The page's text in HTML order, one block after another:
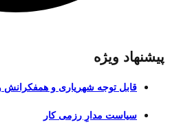
پیشنهاد ویژه
قابل توجه شهریاری و همفکرانش
سیاست مدارِ رزمی کار